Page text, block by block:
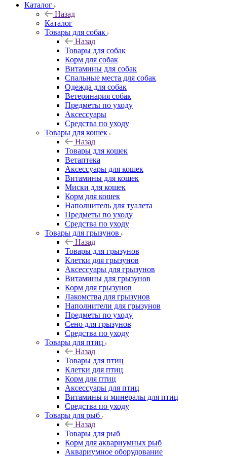
Каталог
Назад
Каталог
Товары для собак
Назад
Товары для собак
Корм для собак
Витамины для собак
Спальные места для собак
Одежда для собак
Ветеринария собак
Предметы по уходу
Аксессуары
Средства по уходу
Товары для кошек
Назад
Товары для кошек
Ветаптека
Аксессуары для кошек
Витамины для кошек
Миски для кошек
Корм для кошек
Наполнитель для туалета
Предметы по уходу
Средства по уходу
Товары для грызунов
Назад
Товары для грызунов
Клетки для грызунов
Аксессуары для грызунов
Витамины для грызунов
Корм для грызунов
Лакомства для грызунов
Наполнители для грызунов
Предметы по уходу
Сено для грызунов
Средства по уходу
Товары для птиц
Назад
Товары для птиц
Клетки для птиц
Корм для птиц
Аксессуары для птиц
Витамины и минералы для птиц
Средства по уходу
Товары для рыб
Назад
Товары для рыб
Корм для аквариумных рыб
Аквариумное оборудование